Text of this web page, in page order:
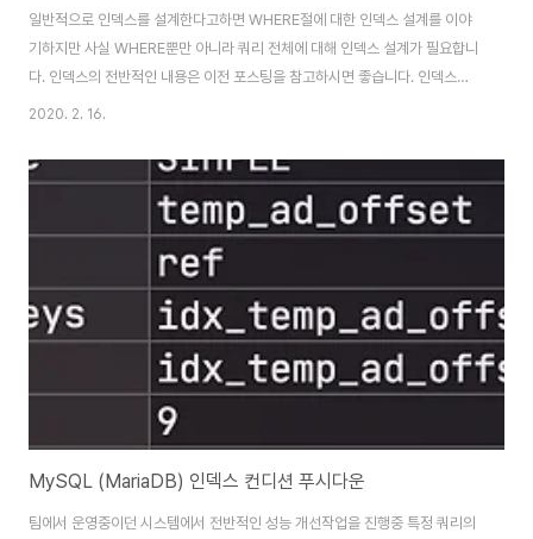
일반적으로 인덱스를 설계한다고하면 WHERE절에 대한 인덱스 설계를 이야
기하지만 사실 WHERE뿐만 아니라 쿼리 전체에 대해 인덱스 설계가 필요합니
다. 인덱스의 전반적인 내용은 이전 포스팅을 참고하시면 좋습니다. 인덱스는
데이터를 효율적으로 찾는 방법이지만, MySQL의 경우 인덱스안에 포함된 데
가 전혀 없습니다. 이처럼 쿼리를 충족시키는 데 필요한 모든 데이터를 갖고 있
는 인덱스를 커버링 인덱스 (Covering Index 혹은 Covered Index) 라고
합니다. 좀 더 쉽게 말씀드리면 SELECT, WHERE, ORDER BY, GROUP
BY 등에 사용되는 모든 컬럼이 인덱스의 구성요소인 경우를 얘기합니다. 1-1.
2020. 2. 16.
MySQL (MariaDB) 인덱스 컨디션 푸시다운
팀에서 운영중이던 시스템에서 전반적인 성능 개선작업을 진행중 특정 쿼리의